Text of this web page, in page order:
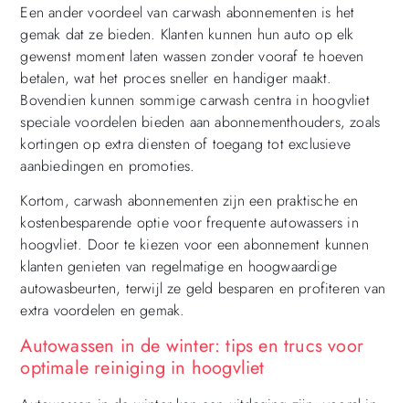
Een ander voordeel van carwash abonnementen is het
gemak dat ze bieden. Klanten kunnen hun auto op elk
gewenst moment laten wassen zonder vooraf te hoeven
betalen, wat het proces sneller en handiger maakt.
Bovendien kunnen sommige carwash centra in hoogvliet
speciale voordelen bieden aan abonnementhouders, zoals
kortingen op extra diensten of toegang tot exclusieve
aanbiedingen en promoties.
Kortom, carwash abonnementen zijn een praktische en
kostenbesparende optie voor frequente autowassers in
hoogvliet. Door te kiezen voor een abonnement kunnen
klanten genieten van regelmatige en hoogwaardige
autowasbeurten, terwijl ze geld besparen en profiteren van
extra voordelen en gemak.
Autowassen in de winter: tips en trucs voor
optimale reiniging in hoogvliet